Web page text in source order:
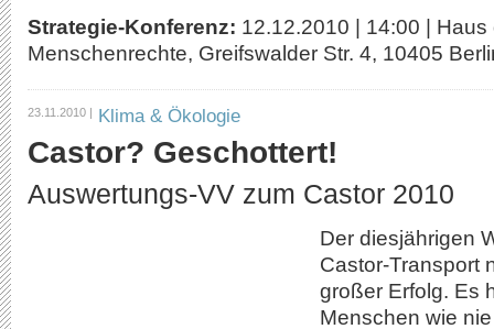
Strategie-Konferenz: 12.12.2010 | 14:00 | Haus
Menschenrechte, Greifswalder Str. 4, 10405
23.11.2010 | Klima & Ökologie
Castor? Geschottert!
Auswertungs-VV zum Castor 2010
Der diesjährigen
Castor-Transport
großer Erfolg. Es
Menschen wie